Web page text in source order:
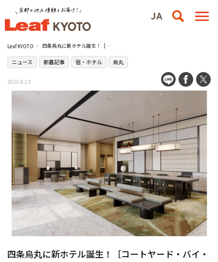
Leaf KYOTO 四条烏丸に新ホテル誕生！［コートヤード・バイ・マリオット京都四条烏丸］が8月27日（水）に開業へ
ニュース 新着記事 宿・ホテル 烏丸
2025.8.13
四条烏丸に新ホテル誕生！［コートヤード・バイ・